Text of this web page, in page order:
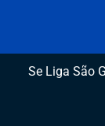
Se Liga São